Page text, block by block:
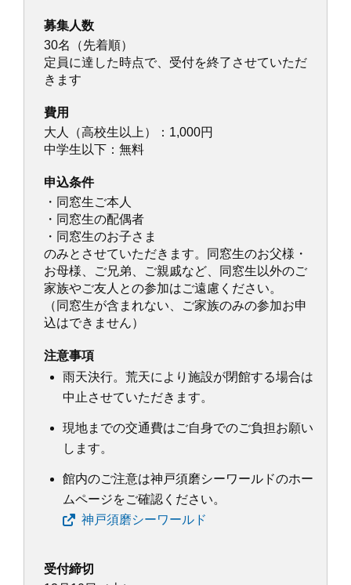
募集人数
30名（先着順）
定員に達した時点で、受付を終了させていただ
きます
費用
大人（高校生以上）：1,000円
中学生以下：無料
申込条件
・同窓生ご本人
・同窓生の配偶者
・同窓生のお子さま
のみとさせていただきます。同窓生のお父様・
お母様、ご兄弟、ご親戚など、同窓生以外のご
家族やご友人との参加はご遠慮ください。
（同窓生が含まれない、ご家族のみの参加お申
込はできません）
注意事項
雨天決行。荒天により施設が閉館する場合は
中止させていただきます。
現地までの交通費はご自身でのご負担お願い
します。
館内のご注意は神戸須磨シーワールドのホー
ムページをご確認ください。
神戸須磨シーワールド
受付締切